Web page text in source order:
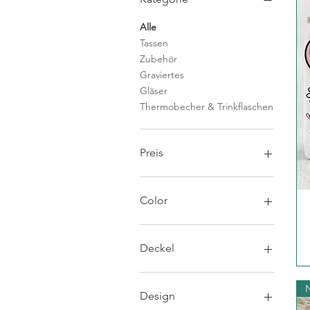
Alle
Tassen
Zubehör
Graviertes
Gläser
Thermobecher & Trinkflaschen
Preis
Color
Aloe
Arctic White
Baby Pink
Black
Deckel
blank
personalisiert
Design